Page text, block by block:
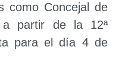
como Concejal de
a partir de la 12ª
para el día 4 de